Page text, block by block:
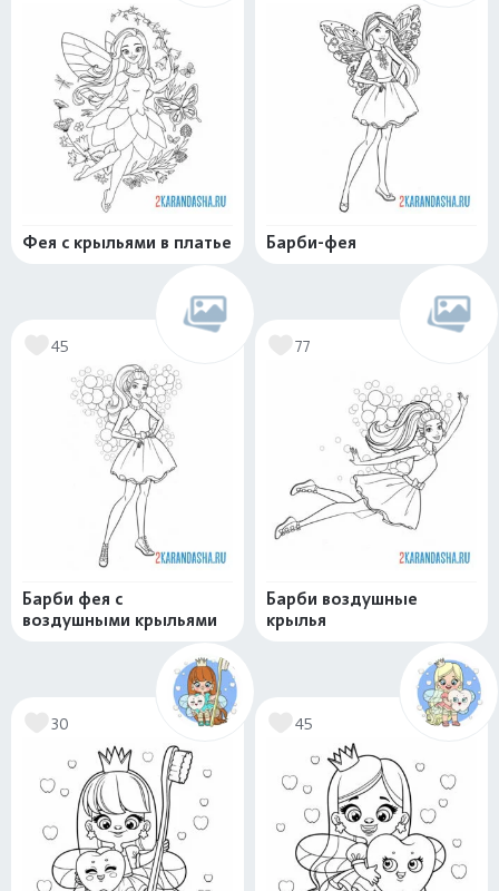
Фея с крыльями в платье Барби-фея
45
Барби фея с
воздушными крыльями
77
Барби воздушные
крылья
30 45